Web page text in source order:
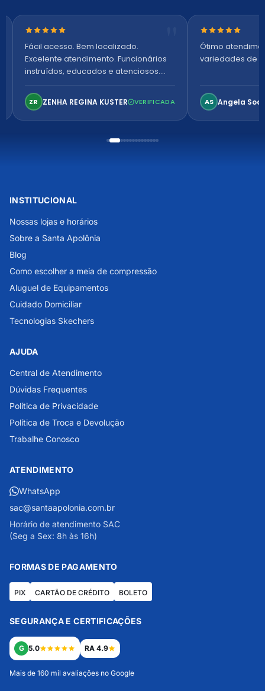
Nota 5 de 5 estrelas
Fácil acesso. Bem localizado.
Excelente atendimento. Funcionários
instruídos, educados e atenciosos.
confortável. Perfeito!
ZR ZENHA REGINA KUSTER VERIFICADA
Nota 5 de 5
Ótimo
variedades de
AS Angela
INSTITUCIONAL
Nossas lojas e horários
Sobre a Santa Apolônia
Blog
Como escolher a meia de compressão
Aluguel de Equipamentos
Cuidado Domiciliar
Tecnologias Skechers
AJUDA
Central de Atendimento
Dúvidas Frequentes
Política de Privacidade
Política de Troca e Devolução
Trabalhe Conosco
ATENDIMENTO
WhatsApp
sac@santaapolonia.com.br
Horário de atendimento SAC
(Seg a Sex: 8h às 16h)
FORMAS DE PAGAMENTO
PIX CARTÃO DE CRÉDITO BOLETO
SEGURANÇA E CERTIFICAÇÕES
G 5.0 RA 4.9
Mais de 160 mil avaliações no Google